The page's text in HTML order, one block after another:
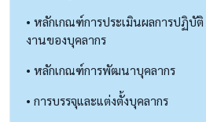
• หลักเกณฑ์การประเมินผลการปฏิบัติ
งานของบุคลากร
• หลักเกณฑ์การพัฒนาบุคลากร
• การบรรจุและแต่งตั้งบุคลากร